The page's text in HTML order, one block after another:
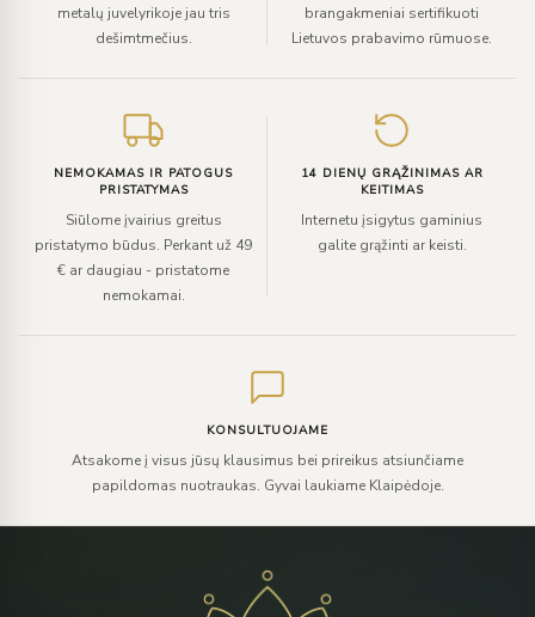
metalų juvelyrikoje jau tris
dešimtmečius.
brangakmeniai sertifikuoti
Lietuvos prabavimo rūmuose.
NEMOKAMAS IR PATOGUS
PRISTATYMAS
Siūlome įvairius greitus
pristatymo būdus. Perkant už 49
€ ar daugiau - pristatome
nemokamai.
14 DIENŲ GRĄŽINIMAS AR
KEITIMAS
Internetu įsigytus gaminius
galite grąžinti ar keisti.
KONSULTUOJAME
Atsakome į visus jūsų klausimus bei prireikus atsiunčiame
papildomas nuotraukas. Gyvai laukiame Klaipėdoje.